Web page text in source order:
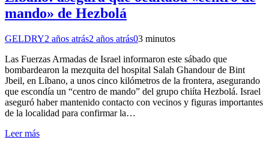
mando» de Hezbolá
GELDRY2 años atrás2 años atrás03 minutos
Las Fuerzas Armadas de Israel informaron este sábado que
bombardearon la mezquita del hospital Salah Ghandour de Bint
Jbeil, en Líbano, a unos cinco kilómetros de la frontera, asegurando
que escondía un “centro de mando” del grupo chiíta Hezbolá. Israel
aseguró haber mantenido contacto con vecinos y figuras importantes
de la localidad para confirmar la…
Leer más